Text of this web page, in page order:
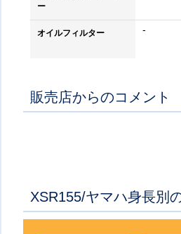
ー
オイルフィルター -
販売店からのコメント
XSR155/ヤマハ身長別